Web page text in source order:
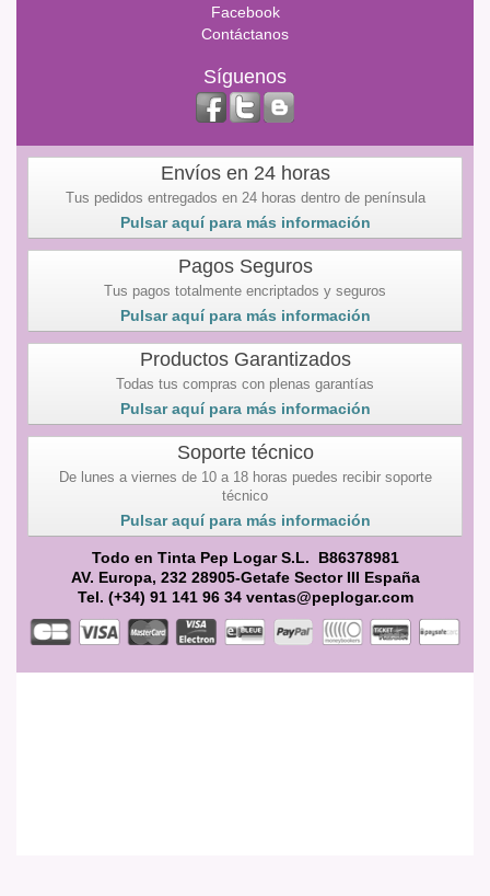
Facebook
Contáctanos
Síguenos
Envíos en 24 horas
Tus pedidos entregados en 24 horas dentro de península
Pulsar aquí para más información
Pagos Seguros
Tus pagos totalmente encriptados y seguros
Pulsar aquí para más información
Productos Garantizados
Todas tus compras con plenas garantías
Pulsar aquí para más información
Soporte técnico
De lunes a viernes de 10 a 18 horas puedes recibir soporte
técnico
Pulsar aquí para más información
Todo en Tinta Pep Logar S.L. B86378981
AV. Europa, 232 28905-Getafe Sector III España
Tel. (+34) 91 141 96 34 ventas@peplogar.com